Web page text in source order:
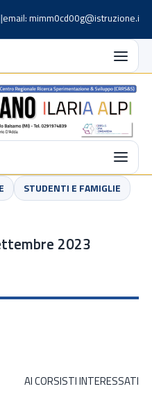
email: mimm0cd00g@istruzione.it
STUDENTI E FAMIGLIE
2023
AI CORSISTI INTERESSATI